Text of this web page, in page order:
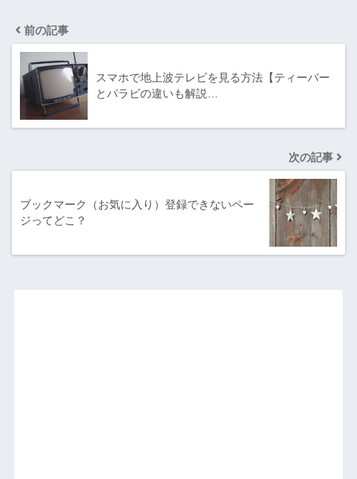
前の記事
スマホで地上波テレビを見る方法【ティーバー
とパラビの違いも解説…
次の記事
ブックマーク（お気に入り）登録できないペー
ジってどこ？